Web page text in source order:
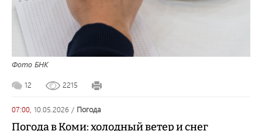
Фото БНК
12 2215
07:00, 10.05.2026 / погода
Погода в Коми: холодный ветер и снег